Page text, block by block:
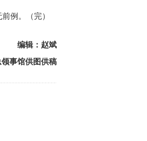
例。（完）
编辑：赵斌
事馆供图供稿